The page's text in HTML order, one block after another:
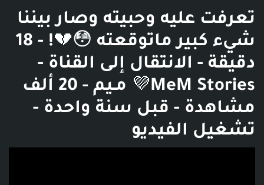
تعرفت عليه وحبيته وصار بيننا
شيء كبير ماتوقعته 😳💔! - 18
دقيقة - الانتقال إلى القناة -
MeM Stories💜 مـيم - 20 ألف
مشاهدة - قبل سنة واحدة -
تشغيل الفيديو